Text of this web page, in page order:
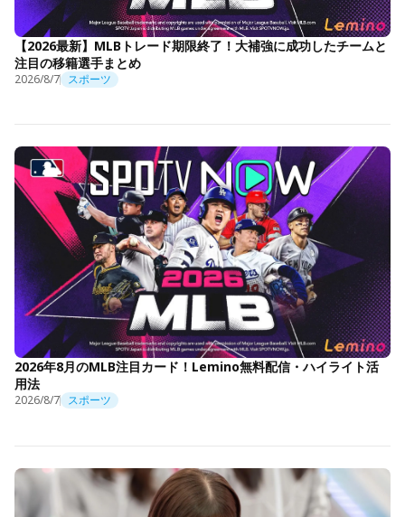
【2026最新】MLBトレード期限終了！大補強に成功したチームと
注目の移籍選手まとめ
2026/8/7 スポーツ
2026年8月のMLB注目カード！Lemino無料配信・ハイライト活
用法
2026/8/7 スポーツ